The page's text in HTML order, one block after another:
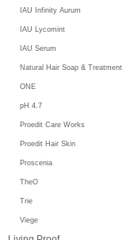
IAU Infinity Aurum
IAU Lycomint
IAU Serum
Natural Hair Soap & Treatment
ONE
pH 4.7
Proedit Care Works
Proedit Hair Skin
Proscenia
TheO
Trie
Viege